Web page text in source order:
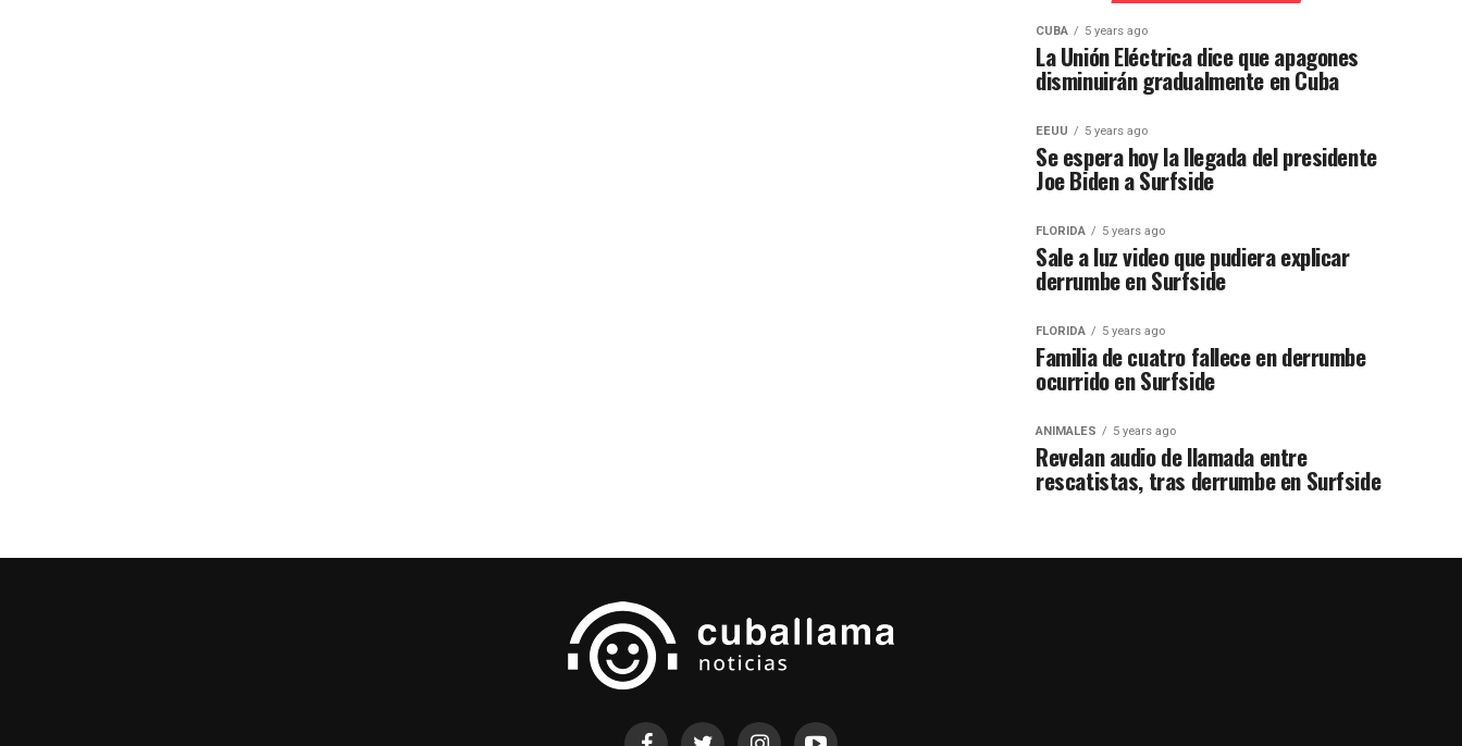
CUBA 5 years ago
La Unión Eléctrica dice que apagones
disminuirán gradualmente en Cuba
EEUU 5 years ago
Se espera hoy la llegada del presidente
Joe Biden a Surfside
FLORIDA 5 years ago
Sale a luz video que pudiera explicar
derrumbe en Surfside
FLORIDA 5 years ago
Familia de cuatro fallece en derrumbe
ocurrido en Surfside
ANIMALES 5 years ago
Revelan audio de llamada entre
rescatistas, tras derrumbe en Surfside